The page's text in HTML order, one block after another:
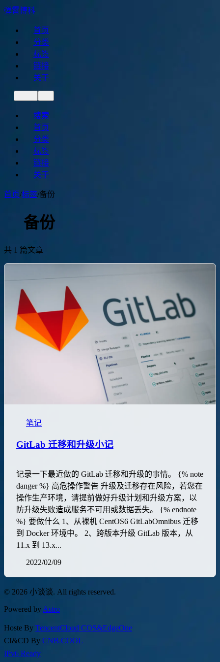
弹霄博科
首页
分类
标签
链接
关于
搜索
首页
分类
标签
链接
关于
首页/标签/备份
备份
共 1 篇文章
笔记
GitLab 迁移和升级小记
记录一下最近做的 GitLab 迁移和升级的事情。 {% note
danger %} 高危操作警告 升级及迁移存在风险，若您在
操作生产环境，请提前做好升级计划和升级方案，以
防升级失败造成服务不可用或数据丢失。 {% endnote
%} 要做什么 1、从裸机 CentOS6 GitLabOmnibus 迁移
到 Docker 环境中。 2、跨版本升级 GitLab 版本，从
11.x 到 13.x...
2022/02/09
© 2026 小谈谈. All rights reserved.
Powered by Astro
Hoste By TencentCloud COS&EdgeOne
CI&CD By CNB.COOL
IPv6 Ready